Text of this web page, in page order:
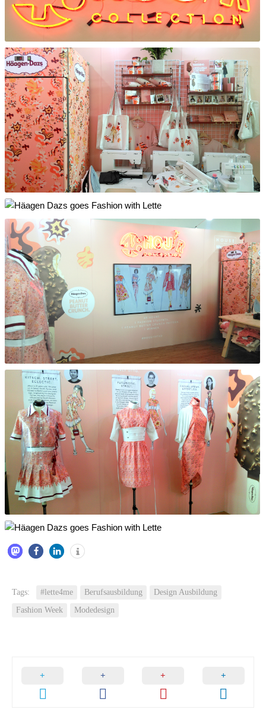
Tags: #lette4me Berufsausbildung
Design Ausbildung
Fashion Week
Modedesign